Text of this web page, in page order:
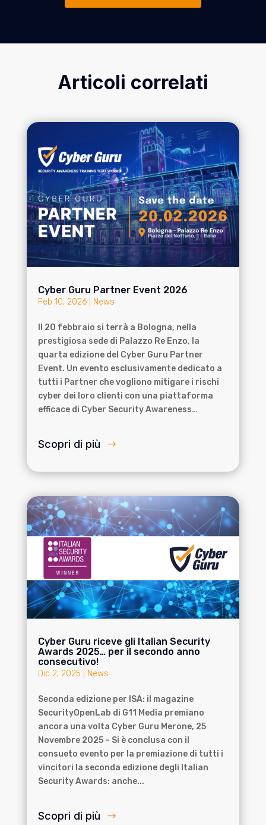
Articoli correlati
Cyber Guru Partner Event 2026
Feb 10, 2026| News
Il 20 febbraio si terrà a Bologna, nella
prestigiosa sede di Palazzo Re Enzo, la
quarta edizione del Cyber Guru Partner
Event. Un evento esclusivamente dedicato a
tutti i Partner che vogliono mitigare i rischi
cyber dei loro clienti con una piattaforma
efficace di Cyber Security Awareness…
Scopri di più
Cyber Guru riceve gli Italian Security
Awards 2025… per il secondo anno
consecutivo!
Dic 2, 2025 News
Seconda edizione per ISA: il magazine
SecurityOpenLab di G11 Media premiano
ancora una volta Cyber Guru Merone, 25
Novembre 2025 – Si è conclusa con il
consueto evento per la premiazione di tutti i
vincitori la seconda edizione degli Italian
Security Awards: anche...
Scopri di più